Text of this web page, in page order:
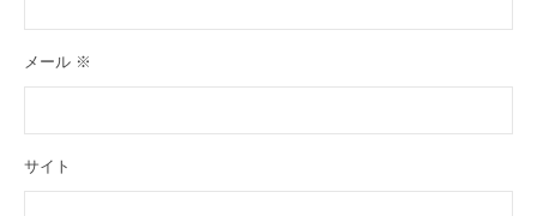
メール ※
サイト